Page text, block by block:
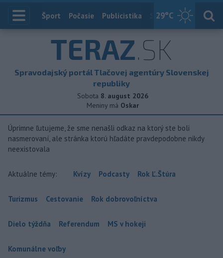
29°C
Index
Šport Počasie Publicistika Slovensko
TERAZ.SK
Spravodajský portál Tlačovej agentúry Slovenskej
republiky
Sobota 8. august 2026
Meniny má Oskar
Úprimne ľutujeme, že sme nenašli odkaz na ktorý ste boli
nasmerovaní, ale stránka ktorú hľadáte pravdepodobne nikdy
neexistovala
Aktuálne témy: Kvízy Podcasty Rok Ľ.Štúra
Turizmus Cestovanie Rok dobrovoľníctva
Dielo týždňa Referendum MS v hokeji
Komunálne voľby